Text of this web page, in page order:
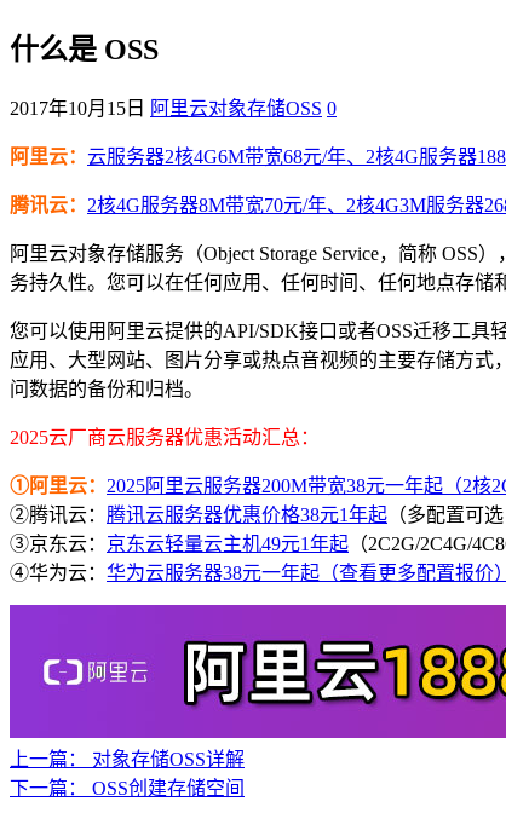
什么是 OSS
2017年10月15日 阿里云对象存储OSS 0
阿里云： 云服务器2核4G6M带宽68元/年、2核4G服务器
腾讯云： 2核4G服务器8M带宽70元/年、2核4G3M服务器
阿里云对象存储服务（Object Storage Service，简称
务持久性。您可以在任何应用、任何时间、任何地点存储
您可以使用阿里云提供的API/SDK接口或者OSS迁移工具
应用、大型网站、图片分享或热点音视频的主要存储方式
问数据的备份和归档。
2025云厂商云服务器优惠活动汇总：
①阿里云： 2025阿里云服务器200M带宽38元一年起（2核
②腾讯云： 腾讯云服务器优惠价格38元1年起 （多配置可
③京东云： 京东云轻量云主机49元1年起 （2C2G/2C4G/
④华为云： 华为云服务器38元一年起（查看更多配置报价）
上一篇：
对象存储OSS详解
下一篇：
OSS创建存储空间